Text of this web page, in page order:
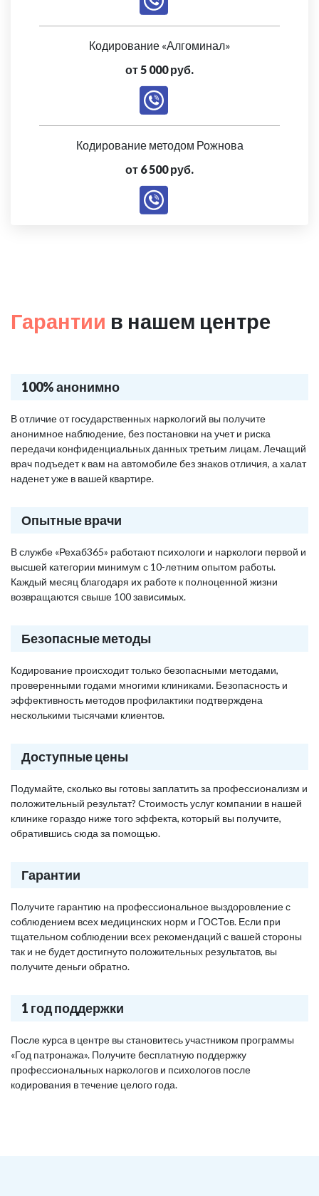
Кодирование «Алгоминал»
от 5 000 руб.
Кодирование методом Рожнова
от 6 500 руб.
Гарантии в нашем центре
100% анонимно
В отличие от государственных наркологий вы получите
анонимное наблюдение, без постановки на учет и риска
передачи конфиденциальных данных третьим лицам. Лечащий
врач подъедет к вам на автомобиле без знаков отличия, а халат
наденет уже в вашей квартире.
Опытные врачи
В службе «Рехаб365» работают психологи и наркологи первой и
высшей категории минимум с 10-летним опытом работы.
Каждый месяц благодаря их работе к полноценной жизни
возвращаются свыше 100 зависимых.
Безопасные методы
Кодирование происходит только безопасными методами,
проверенными годами многими клиниками. Безопасность и
эффективность методов профилактики подтверждена
несколькими тысячами клиентов.
Доступные цены
Подумайте, сколько вы готовы заплатить за профессионализм и
положительный результат? Стоимость услуг компании в нашей
клинике гораздо ниже того эффекта, который вы получите,
обратившись сюда за помощью.
Гарантии
Получите гарантию на профессиональное выздоровление с
соблюдением всех медицинских норм и ГОСТов. Если при
тщательном соблюдении всех рекомендаций с вашей стороны
так и не будет достигнуто положительных результатов, вы
получите деньги обратно.
1 год поддержки
После курса в центре вы становитесь участником программы
«Год патронажа». Получите бесплатную поддержку
профессиональных наркологов и психологов после
кодирования в течение целого года.